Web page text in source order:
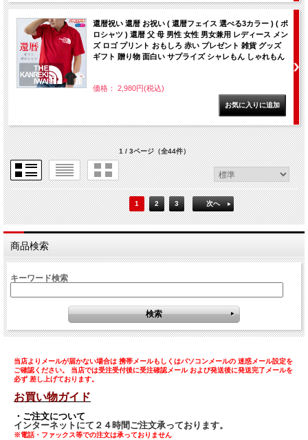
還暦祝い 還暦 お祝い ( 還暦フェイス 選べる3カラー ) ( ポ
ロシャツ ) 還暦 父 母 男性 女性 男女兼用 レディース メン
ズ ロゴ プリント おもしろ 赤い プレゼント 雑貨 グッズ
ギフト 贈り物 面白い サプライズ シャレもん しゃれもん
価格： 2,980円(税込)
1 / 3ページ（全44件）
1 2 3 次へ
商品検索
キーワード検索
当店よりメールが届かない場合は 携帯メールもしくはパソコンメールの 迷惑メール設定を
ご確認ください。 当店では受注受付後に受注確認メール および発送後に発送完了メールを
必ず 差し上げております。
お買い物ガイド
・ご注文について
インターネットにて２４時間ご注文承っております。
※電話・ファックス等での注文は承っておりません